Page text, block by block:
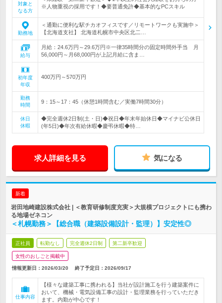
対象と
なる方
※人物重視の採用です！◆要普通免許◆基本的なPCスキル
勤務地
＜通勤に便利な駅チカオフィスです／リモートワークも実施中＞
【北海道支社】 北海道札幌市中央区北二…
給与
月給：24.6万円～29.6万円※一律35時間分の固定時間外手当 月
56,000円～月68,000円が上記月給に含ま…
初年度
年収
400万円～570万円
勤務
時間
9：15～17：45（休憩1時間含む／実働7時間30分）
休日
休暇
◆完全週休2日制(土・日)◆祝日◆年末年始休日◆マイナビ公休日
(年5日)◆年次有給休暇◆慶弔休暇◆特…
求人詳細を見る 気になる
新着
岩田地崎建設株式会社 | ＜教育研修制度充実＞大規模プロジェクトにも携わ
る地場ゼネコン
＜札幌勤務＞【総合職（建築設備設計・監理）】安定性◎
正社員 転勤なし 完全週休2日制 第二新卒歓迎
女性のおしごと掲載中
情報更新日：2026/03/20 終了予定日： 2026/09/17
仕事内容
【様々な建築工事に携われる】当社が設計施工を行う建築案件に
おいて、機械・電気設備工事の設計・監理業務を行っていただき
ます。内勤が中心です！